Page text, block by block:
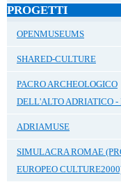
PROGETTI
OPENMUSEUMS
SHARED-CULTURE
PACRO ARCHEOLOGICO
DELL'ALTO ADRIATICO -
ADRIAMUSE
SIMULACRA ROMAE
EUROPEO